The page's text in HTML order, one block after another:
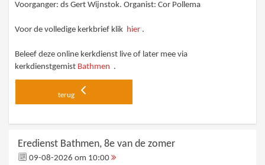
Voorganger: ds Gert Wijnstok. Organist: Cor Pollema
Voor de volledige kerkbrief klik hier .
Beleef deze online kerkdienst live of later mee via
kerkdienstgemist Bathmen .
terug
Eredienst Bathmen, 8e van de zomer
09-08-2026 om 10:00